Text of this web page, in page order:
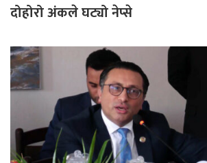
दोहोरो अंकले घट्यो नेप्से